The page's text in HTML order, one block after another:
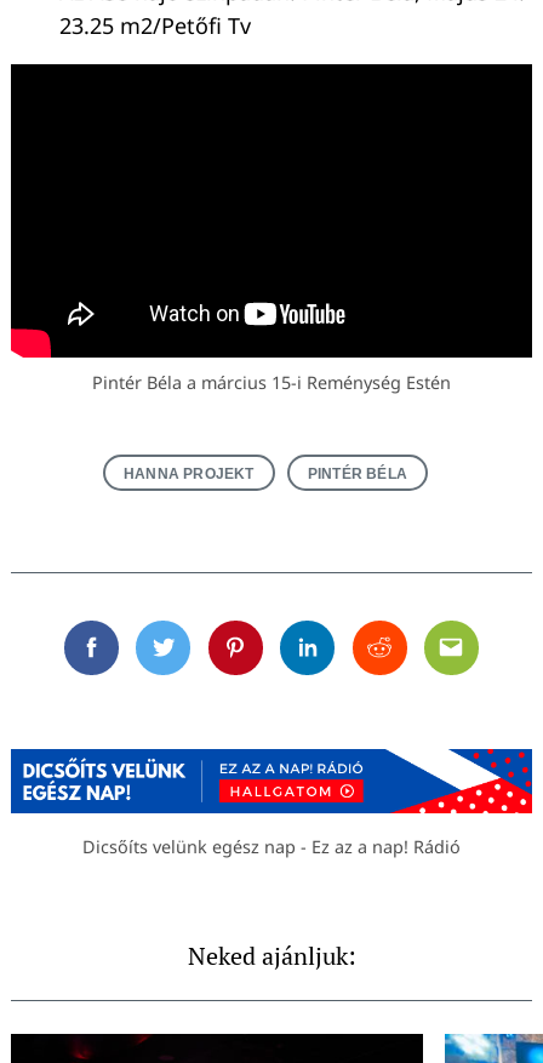
23.25 m2/Petőfi Tv
Pintér Béla a március 15-i Reménység Estén
HANNA PROJEKT PINTÉR BÉLA
FacebookTwitterPinterestLinkedinRedditEmail
Dicsőíts velünk egész nap - Ez az a nap! Rádió
Neked ajánljuk: